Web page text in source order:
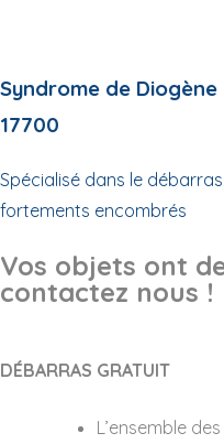
Syndrome de Diogène
17700
Spécialisé dans le
fortements encombrés
Vos objets ont
contactez nous !
DÉBARRAS GRATUIT
L’ensemble